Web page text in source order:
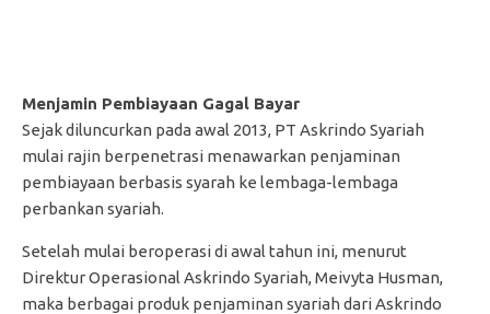
Menjamin Pembiayaan Gagal Bayar
Sejak diluncurkan pada awal 2013, PT Askrindo Syariah
mulai rajin berpenetrasi menawarkan penjaminan
pembiayaan berbasis syarah ke lembaga-lembaga
perbankan syariah.
Setelah mulai beroperasi di awal tahun ini, menurut
Direktur Operasional Askrindo Syariah, Meivyta Husman,
maka berbagai produk penjaminan syariah dari Askrindo